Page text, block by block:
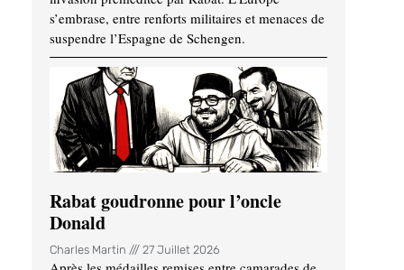
s’embrase, entre renforts militaires et menaces de
suspendre l’Espagne de Schengen.
Rabat goudronne pour l’oncle
Donald
Charles Martin 27 Juillet 2026